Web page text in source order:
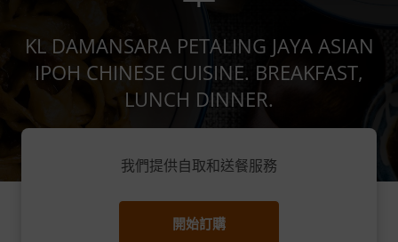
KL DAMANSARA PETALING JAYA ASIAN
IPOH CHINESE CUISINE. BREAKFAST,
LUNCH DINNER.
我們提供自取和送餐服務
開始訂購